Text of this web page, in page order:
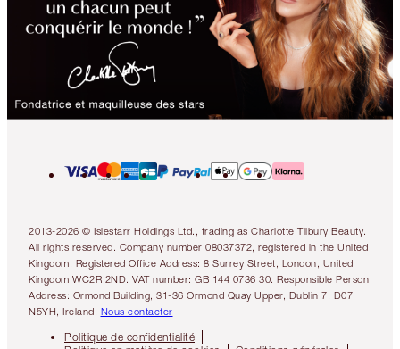
2013-2026 © Islestarr Holdings Ltd., trading as Charlotte Tilbury Beauty.
All rights reserved. Company number 08037372, registered in the United
Kingdom. Registered Office Address: 8 Surrey Street, London, United
Kingdom WC2R 2ND. VAT number: GB 144 0736 30. Responsible Person
Address: Ormond Building, 31-36 Ormond Quay Upper, Dublin 7, D07
N5YH, Ireland. Nous contacter
Politique de confidentialité